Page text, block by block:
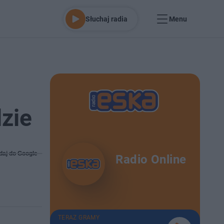
Słuchaj radia Menu
do Google Radio Online
TERAZ GRAMY